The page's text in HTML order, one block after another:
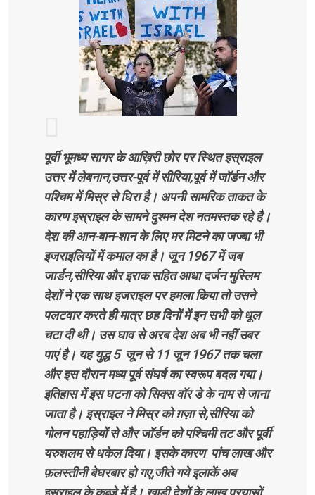
पूर्वी भूमध्य सागर के आख़िरी छोर पर स्थित इस्राइल
उत्तर में लेबनान,उत्तर-पूर्व में सीरिया,पूर्व में जॉर्डन और
पश्चिम में मिस्र से घिरा है। अपनी सामरिक ताकत के
कारण इस्राइल के सामने दुश्मन देश नतमस्तक रहे है।
देश की आन-बान-शान के लिए मर मिटने का जज्बा भी
इजराइलियों में कमाल का है। जून 1967 में जब
जार्डन,सीरिया और इराक सहित आधा दर्जन मुस्लिम
देशों ने एक साथ इजराइल पर हमला किया तो उसने
पलटवार करते ही मात्र छह दिनों में इन सभी को धूल
चटा दी थी। उस घाव से अरब देश अब भी नहीं उबर
पाएं है। यह युद्ध 5 जून से 11 जून 1967 तक चला
और इस दौरान मध्य पूर्व संघर्ष का स्वरूप बदल गया।
इतिहास में इस घटना को सिक्स वॉर डे के नाम से जाना
जाता है। इस्राइल ने मिस्र को ग़ज़ा से,सीरिया को
गोलन पहाड़ियों से और जॉर्डन को पश्चिमी तट और पूर्वी
यरुशलम से धकेल दिया। इसके कारण पांच लाख और
फ़लस्तीनी बेघरबार हो गए,जीते गये इलाकें अब